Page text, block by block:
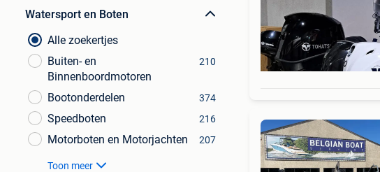
Watersport en Boten
Alle zoekertjes
Buiten- en
Binnenboordmotoren
210
Bootonderdelen 374
Speedboten 216
Motorboten en Motorjachten 207
Toon meer